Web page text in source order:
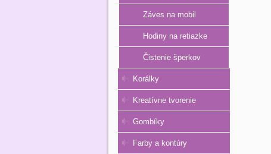
Záves na mobil
Hodiny na retiazke
Čistenie šperkov
Korálky
Kreatívne tvorenie
Gombíky
Farby a kontúry